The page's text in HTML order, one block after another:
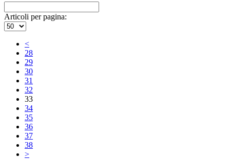
Articoli per pagina:
<
28
29
30
31
32
33
34
35
36
37
38
>